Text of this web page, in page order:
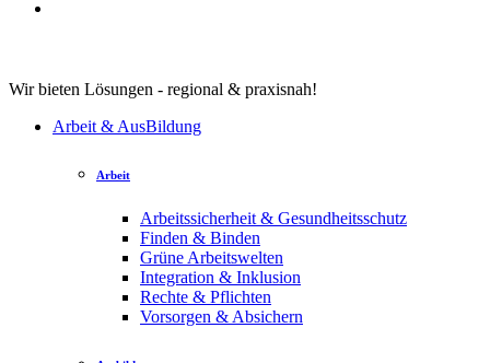
Wir bieten Lösungen - regional & praxisnah!
Arbeit & AusBildung
Arbeit
Arbeitssicherheit & Gesundheitsschutz
Finden & Binden
Grüne Arbeitswelten
Integration & Inklusion
Rechte & Pflichten
Vorsorgen & Absichern